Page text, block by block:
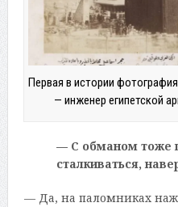
Первая в истории
— инженер египетской
— С обманом тоже
сталкиваться,
— Да, на паломниках